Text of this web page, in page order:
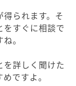
られます。そ
をすぐに相談で
。
を詳しく聞けた
ですよ。